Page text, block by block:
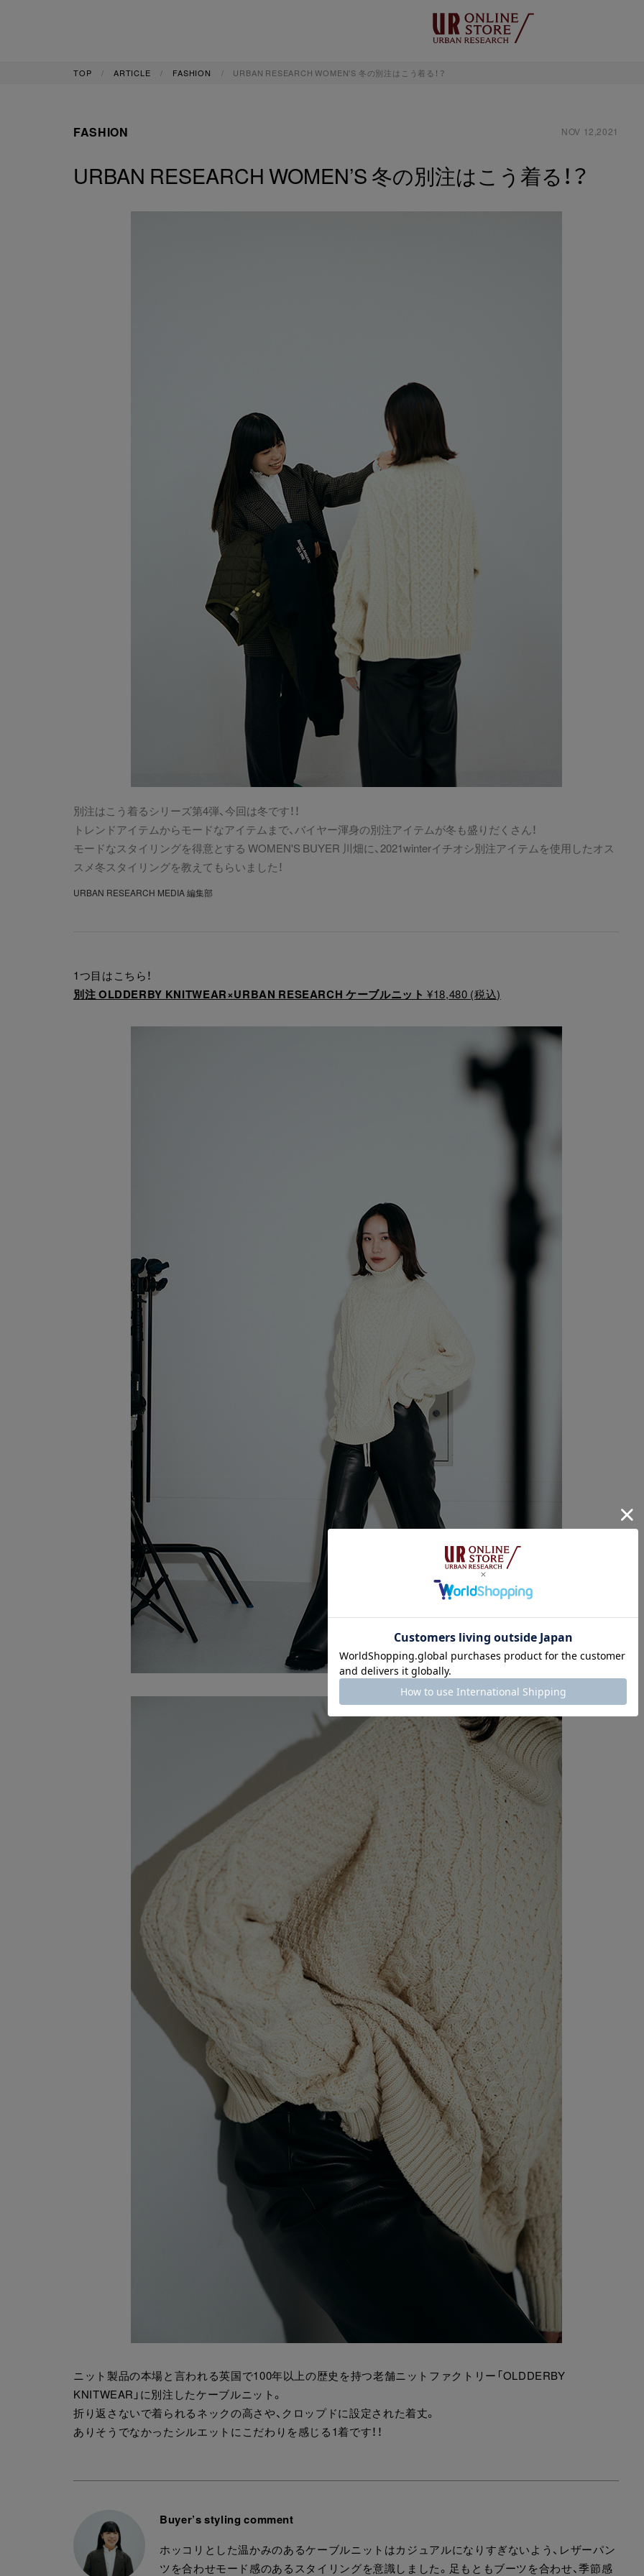
TOP ARTICLE FASHION URBAN RESEARCH WOMEN’S 冬の別注はこう着る！？
FASHION NOV 12,2021
URBAN RESEARCH WOMEN’S 冬の別注はこう着る！？
別注はこう着るシリーズ第4弾、今回は冬です！！
トレンドアイテムからモードなアイテムまで、バイヤー渾身の別注アイテムが冬も盛りだくさん！
モードなスタイリングを得意とする WOMEN'S BUYER 川畑に、2021winterイチオシ別注アイテムを使用したオス
スメ冬スタイリングを教えてもらいました！
URBAN RESEARCH MEDIA 編集部
1つ目はこちら！
別注 OLDDERBY KNITWEAR×URBAN RESEARCH ケーブルニット ¥18,480 (税込)
ニット製品の本場と言われる英国で100年以上の歴史を持つ老舗ニットファクトリー「OLDDERBY
KNITWEAR」に別注したケーブルニット。
折り返さないで着られるネックの高さや、クロップドに設定された着丈。
ありそうでなかったシルエットにこだわりを感じる1着です！！
Buyer’s styling comment
ホッコリとした温かみのあるケーブルニットはカジュアルになりすぎないよう、レザーパン
ツを合わせモード感のあるスタイリングを意識しました。足もともブーツを合わせ、季節感